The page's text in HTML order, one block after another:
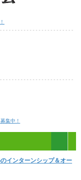
集中！
インターンシップ＆オー